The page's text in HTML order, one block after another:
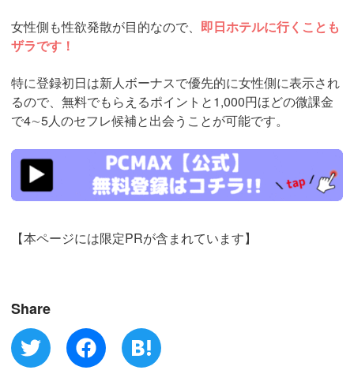
女性側も性欲発散が目的なので、 即日ホテルに行くことも
ザラです！
特に登録初日は新人ボーナスで優先的に女性側に表示され
るので、無料でもらえるポイントと1,000円ほどの微課金
で4∼5人のセフレ候補と出会うことが可能です。
https://pcmax.jp/lp/?
ad_id=rm327007
【本ページには限定PRが含まれています】
Share